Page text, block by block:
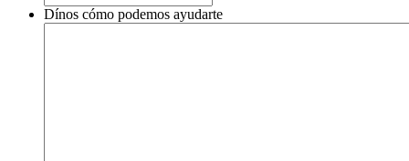
Dínos cómo podemos ayudarte